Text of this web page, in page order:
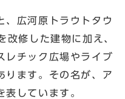
広河原トラウトタウ
修した建物に加え、
レチック広場やライブ
ります。その名が、ア
表しています。